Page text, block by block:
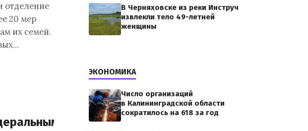
отделение
20 мер
их семей.
льготникам
В Черняховске из реки Инструч
извлекли тело 49-летней
женщины
ЭКОНОМИКА
Число организаций
в Калининградской области
сократилось на 618 за год